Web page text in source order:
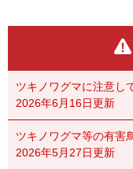
ツキノワグマに注意し
2026年6月16日更新
ツキノワグマ等の有害
2026年5月27日更新